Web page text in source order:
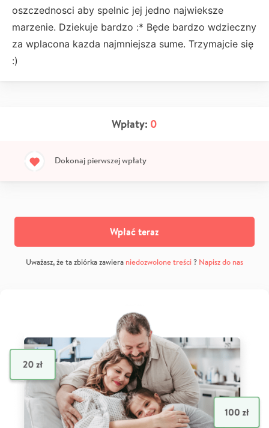
oszczednosci aby spelnic jej jedno najwieksze
marzenie. Dziekuje bardzo :* Będe bardzo wdzieczny
za wplacona kazda najmniejsza sume. Trzymajcie się
:)
Wpłaty: 0
Dokonaj pierwszej wpłaty
Wpłać teraz
Uważasz, że ta zbiórka zawiera niedozwolone treści? Napisz do nas